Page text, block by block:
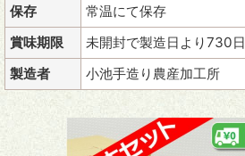
保存
常温にて保存
賞味期限
未開封で製造日より730日
製造者
小池手造り農産加工所